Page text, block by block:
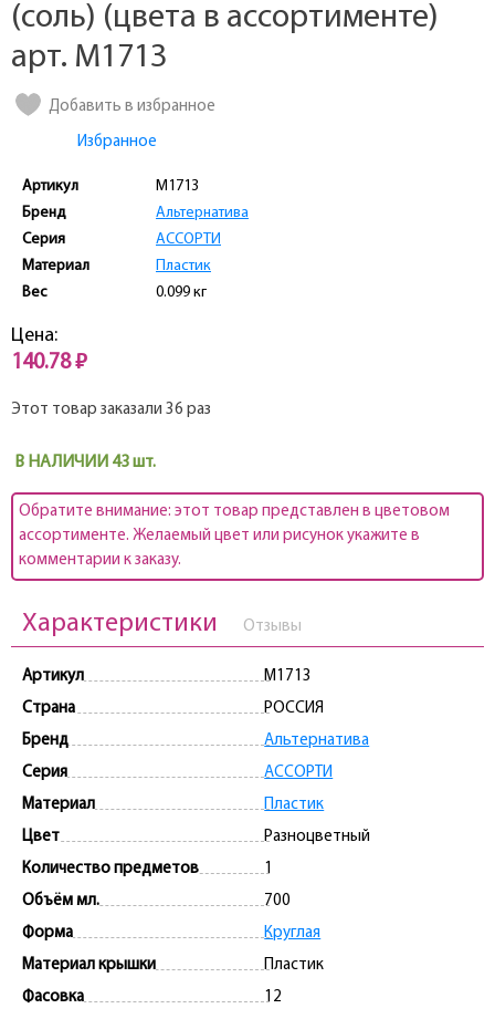
(соль) (цвета в ассортименте)
арт. M1713
Добавить в избранное
Избранное
Артикул
M1713
Бренд
Альтернатива
Серия
АССОРТИ
Материал
Пластик
Вес
0.099 кг
Цена:
140.78 ₽
Этот товар заказали 36 раз
В НАЛИЧИИ 43 шт.
Обратите внимание: этот товар представлен в цветовом
ассортименте. Желаемый цвет или рисунок укажите в
комментарии к заказу.
Характеристики Отзывы
Артикул
M1713
Страна
РОССИЯ
Бренд
Альтернатива
Серия
АССОРТИ
Материал
Пластик
Цвет
Разноцветный
Количество предметов
1
Объём мл.
700
Форма
Круглая
Материал крышки
Пластик
Фасовка
12